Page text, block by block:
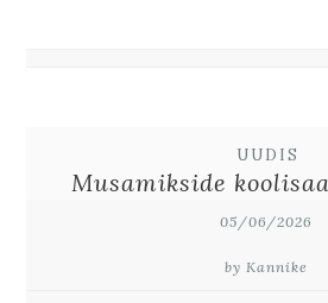
UUDIS
Musamikside
05/06/2026
by Kannike